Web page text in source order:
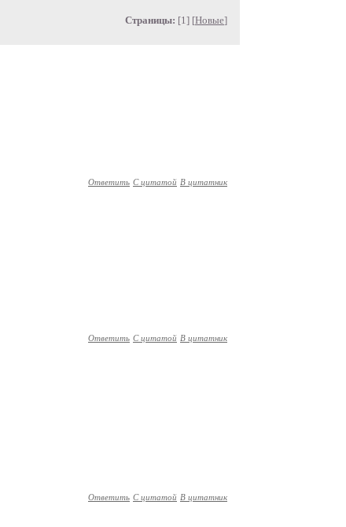
Страницы: [1] [Новые]
Ответить С цитатой В цитатник
Ответить С цитатой В цитатник
Ответить С цитатой В цитатник